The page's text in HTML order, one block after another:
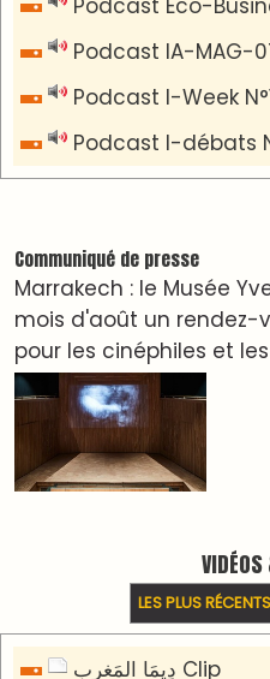
LES PLUS RÉCENTS
دِيمَا المَغرِب Clip
Clip : 🎵Allez,
🎵Bulldozer Blues
Clip : 🎵 LE BLUES DE
🎵 Ormuzera bien,
Reportages
Nizar Baraka préside à
sur la régionalisation